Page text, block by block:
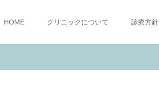
HOME クリニックについて 診療方針